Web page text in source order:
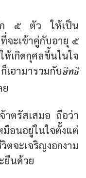
ก ๕ ตัว ให้เป็น
จะเข้าคู่กับอายุ ๕
เกิดกุศลขึ้นในใจ
อามารวมกับอิทธิ
ตรัสเสมอ ถือว่า
อนอยู่ในใจตั้งแต่
จะเจริญงอกงาม
ยืนด้วย